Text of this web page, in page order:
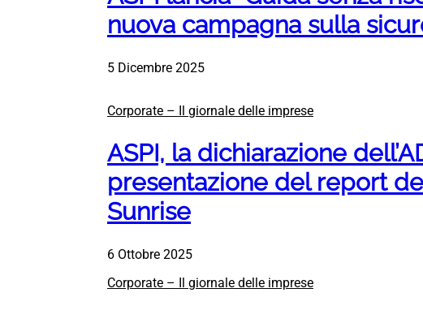
nuova campagna sulla
5 Dicembre 2025
Corporate – Il giornale delle imprese
ASPI, la dichiarazione
presentazione del report
Sunrise
6 Ottobre 2025
Corporate – Il giornale delle imprese